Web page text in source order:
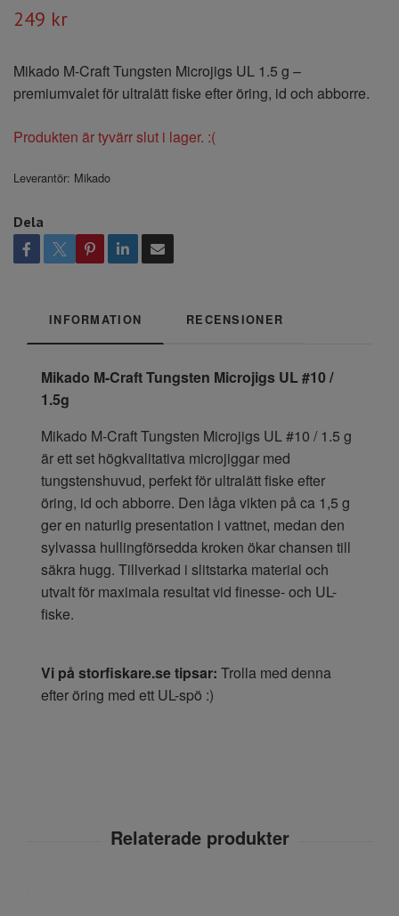
249 kr
Mikado M-Craft Tungsten Microjigs UL 1.5 g –
premiumvalet för ultralätt fiske efter öring, id och abborre.
Produkten är tyvärr slut i lager. :(
Leverantör: Mikado
Dela
INFORMATION RECENSIONER
Mikado M-Craft Tungsten Microjigs UL #10 /
1.5g
Mikado M-Craft Tungsten Microjigs UL #10 / 1.5 g
är ett set högkvalitativa microjiggar med
tungstenshuvud, perfekt för ultralätt fiske efter
öring, id och abborre. Den låga vikten på ca 1,5 g
ger en naturlig presentation i vattnet, medan den
sylvassa hullingförsedda kroken ökar chansen till
säkra hugg. Tillverkad i slitstarka material och
utvalt för maximala resultat vid finesse- och UL-
fiske.
Vi på storfiskare.se tipsar: Trolla med denna
efter öring med ett UL-spö :)